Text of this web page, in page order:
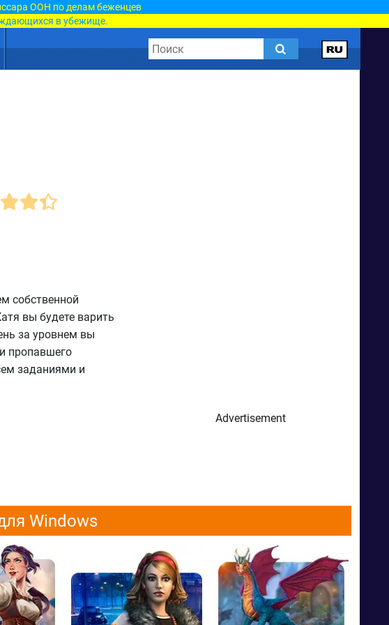
ООН по делам беженцев
в убежище.
собственной
вы будете варить
за уровнем вы
пропавшего
заданиями и
Advertisement
Windows